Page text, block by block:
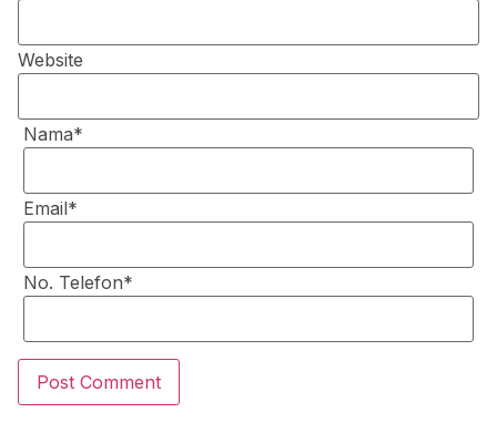
Website
Nama*
Email*
No. Telefon*